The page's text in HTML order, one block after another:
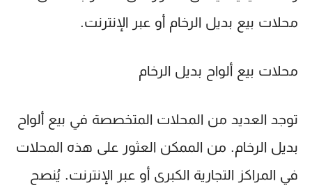
محلات بيع بديل الرخام أو عبر الإنترنت.
محلات بيع ألواح بديل الرخام
توجد العديد من المحلات المتخصصة في بيع ألواح
بديل الرخام. من الممكن العثور على هذه المحلات
في المراكز التجارية الكبرى أو عبر الإنترنت. يُنصح